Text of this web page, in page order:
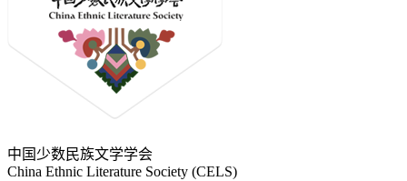
中国少数民族文学学会
China Ethnic Literature Society (CELS)